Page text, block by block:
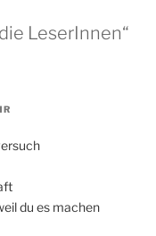
LeserInnen“
du es machen